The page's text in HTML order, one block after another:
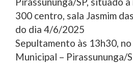
300 centro, sala Jasmim
do dia 4/6/2025
Sepultamento às 13h30,
Municipal – Pirassununga/